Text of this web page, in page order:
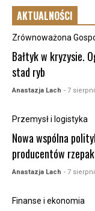
AKTUALNOŚCI
Zrównoważona
Bałtyk w kryzysie.
stad ryb
Anastazja Lach - 7
Przemysł i logistyka
Nowa wspólna
producentów
Anastazja Lach - 7
Finanse i ekonomia